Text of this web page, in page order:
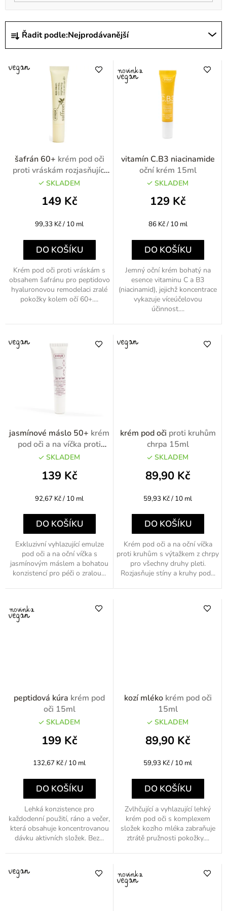
Ř
a
e
Řadit podle:Nejprodávanější
šafrán 60+ krém pod oči
proti vráskám rozjasňující
15ml
SKLADEM
149 Kč
Měrná
99,33 Kč / 10 ml
DO KOŠÍKU
Krém pod oči proti vráskám s
obsahem šafránu pro peptidovo
hyaluronovou remodelaci zralé
pokožky kolem očí 60+....
vitamín C.B3 niacinamide
oční krém 15ml
SKLADEM
129 Kč
Měrná
86 Kč / 10 ml
DO KOŠÍKU
Jemný oční krém bohatý na
esence vitaminu C a B3
(niacinamid), jejichž koncentrace
vykazuje víceúčelovou
účinnost....
jasmínové máslo 50+ krém
pod oči a na víčka proti
vráskám 15ml
SKLADEM
139 Kč
Měrná
92,67 Kč / 10 ml
DO KOŠÍKU
Exkluzivní vyhlazující emulze
pod oči a na oční víčka s
jasmínovým máslem a bohatou
konzistencí pro péči o zralou...
krém pod oči proti kruhům
chrpa 15ml
SKLADEM
89,90 Kč
Měrná
59,93 Kč / 10 ml
DO KOŠÍKU
Krém pod oči a na oční víčka
proti kruhům s výtažkem z chrpy
pro všechny druhy pleti.
Rozjasňuje stíny a kruhy pod...
peptidová kúra krém pod
oči 15ml
SKLADEM
199 Kč
Měrná
132,67 Kč / 10 ml
DO KOŠÍKU
Lehká konzistence pro
každodenní použití, ráno a večer,
která obsahuje koncentrovanou
dávku aktivních složek. Bez...
kozí mléko krém pod oči
15ml
SKLADEM
89,90 Kč
Měrná
59,93 Kč / 10 ml
DO KOŠÍKU
Zvlhčující a vyhlazující lehký
krém pod oči s komplexem
složek kozího mléka zabraňuje
ztrátě pružnosti pokožky....